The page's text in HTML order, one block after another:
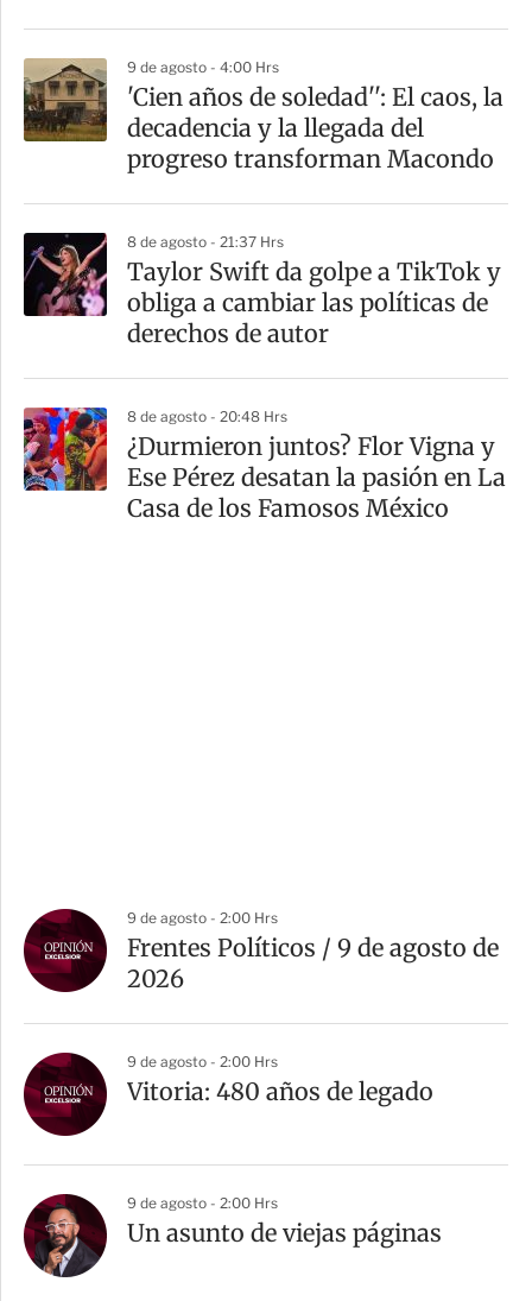
9 de agosto - 4:00 Hrs
'Cien años de soledad'': El caos, la
decadencia y la llegada del
progreso transforman Macondo
8 de agosto - 21:37 Hrs
Taylor Swift da golpe a TikTok y
obliga a cambiar las políticas de
derechos de autor
8 de agosto - 20:48 Hrs
¿Durmieron juntos? Flor Vigna y
Ese Pérez desatan la pasión en La
Casa de los Famosos México
9 de agosto - 2:00 Hrs
Frentes Políticos / 9 de agosto de
2026
9 de agosto - 2:00 Hrs
Vitoria: 480 años de legado
9 de agosto - 2:00 Hrs
Un asunto de viejas páginas